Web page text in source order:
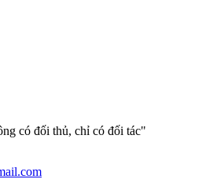
có đối thủ, chỉ có đối tác"